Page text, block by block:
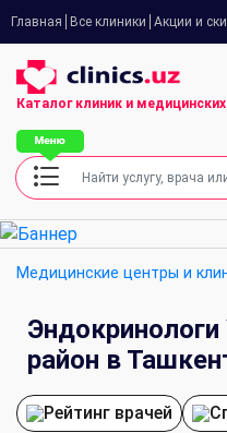
Главная Все клиники Акции и
Каталог клиник и
Медицинские центры и
Эндокринологи
район в
Рейтинг врачей